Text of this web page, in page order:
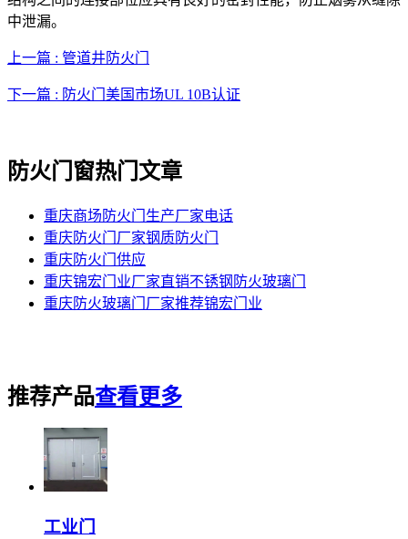
中泄漏。
上一篇 : 管道井防火门
下一篇 : 防火门美国市场UL 10B认证
防火门窗热门文章
重庆商场防火门生产厂家电话
重庆防火门厂家钢质防火门
重庆防火门供应
重庆锦宏门业厂家直销不锈钢防火玻璃门
重庆防火玻璃门厂家推荐锦宏门业
推荐产品查看更多
工业门